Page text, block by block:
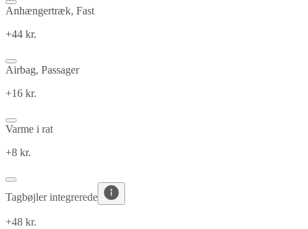
Anhængertræk, Fast
+44 kr.
Airbag, Passager
+16 kr.
Varme i rat
+8 kr.
Tagbøjler integrerede
+48 kr.